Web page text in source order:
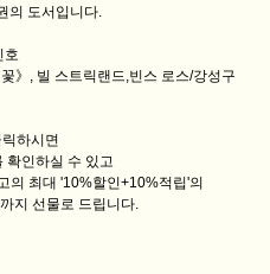
의 도서입니다.
호
》, 빌 스트릭랜드,빈스 로스/강성구
하시면
확인하실 수 있고
의 최대 '10%할인+10%적립'의
지 선물로 드립니다.